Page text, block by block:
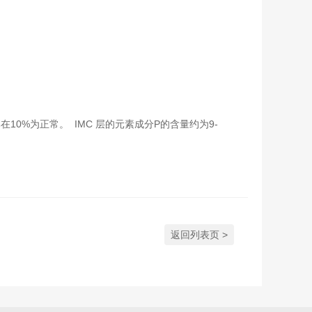
10%为正常。 IMC 层的元素成分P的含量约为9-
返回列表页 >